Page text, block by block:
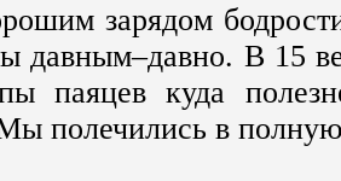
зарядом
давным–давно. В 15
паяцев куда
полечились в